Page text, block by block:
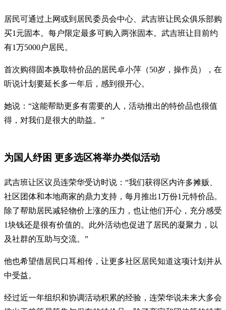
居民可通过上网或到居民委员会中心、武吉班让民众俱乐部购
买1元固本。每户限定最多可购入两张固本。武吉班让目前约
有1万5000户居民。
首次购得固本换取特价品的居民卓小萍（50岁，操作员），在
听说计划要延长多一年后，感到很开心。
她说：“这能帮助更多有需要的人，活动推出的特价品也很值
得，对我们是很大的助益。”
为国人纾困 更多选区将举办类似活动
武吉班让区议员连荣华受访时说：“我们获得区内许多摊贩、
社区团体和本地商家的鼎力支持，每月推出1万份1元特价品。
除了帮助居民减轻物价上涨的压力，也让他们开心，充分感受
1块钱还是很有价值的。此外活动也促进了居民的凝聚力，以
及社群的互助与交流。”
他也希望借居民口耳相传，让更多社区居民知道这项计划并从
中受益。
经过近一年组织和协调活动积累的经验，连荣华说未来大多会